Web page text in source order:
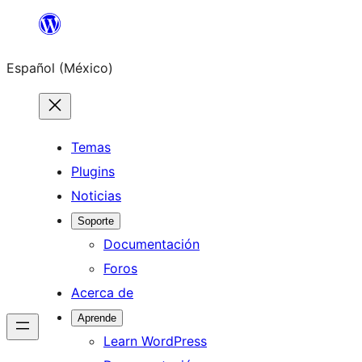
Saltar
contenido
Español (México)
Temas
Plugins
Noticias
Soporte
Documentación
Foros
Acerca de
Aprende
Learn WordPress